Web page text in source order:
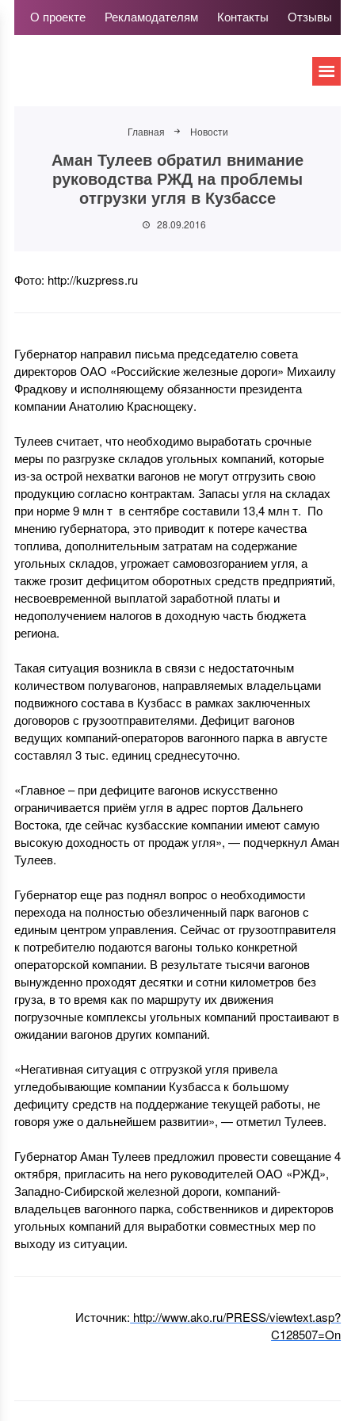
О проекте Рекламодателям Контакты Отзывы
Главная Новости
Аман Тулеев обратил внимание
руководства РЖД на проблемы
отгрузки угля в Кузбассе
28.09.2016
Фото: http://kuzpress.ru
Губернатор направил письма председателю совета
директоров ОАО «Российские железные дороги» Михаилу
Фрадкову и исполняющему обязанности президента
компании Анатолию Краснощеку.
Тулеев считает, что необходимо выработать срочные
меры по разгрузке складов угольных компаний, которые
из-за острой нехватки вагонов не могут отгрузить свою
продукцию согласно контрактам. Запасы угля на складах
при норме 9 млн т в сентябре составили 13,4 млн т. По
мнению губернатора, это приводит к потере качества
топлива, дополнительным затратам на содержание
угольных складов, угрожает самовозгоранием угля, а
также грозит дефицитом оборотных средств предприятий,
несвоевременной выплатой заработной платы и
недополучением налогов в доходную часть бюджета
региона.
Такая ситуация возникла в связи с недостаточным
количеством полувагонов, направляемых владельцами
подвижного состава в Кузбасс в рамках заключенных
договоров с грузоотправителями. Дефицит вагонов
ведущих компаний-операторов вагонного парка в августе
составлял 3 тыс. единиц среднесуточно.
«Главное – при дефиците вагонов искусственно
ограничивается приём угля в адрес портов Дальнего
Востока, где сейчас кузбасские компании имеют самую
высокую доходность от продаж угля», — подчеркнул Аман
Тулеев.
Губернатор еще раз поднял вопрос о необходимости
перехода на полностью обезличенный парк вагонов с
единым центром управления. Сейчас от грузоотправителя
к потребителю подаются вагоны только конкретной
операторской компании. В результате тысячи вагонов
вынужденно проходят десятки и сотни километров без
груза, в то время как по маршруту их движения
погрузочные комплексы угольных компаний простаивают в
ожидании вагонов других компаний.
«Негативная ситуация с отгрузкой угля привела
угледобывающие компании Кузбасса к большому
дефициту средств на поддержание текущей работы, не
говоря уже о дальнейшем развитии», — отметил Тулеев.
Губернатор Аман Тулеев предложил провести совещание 4
октября, пригласить на него руководителей ОАО «РЖД»,
Западно-Сибирской железной дороги, компаний-
владельцев вагонного парка, собственников и директоров
угольных компаний для выработки совместных мер по
выходу из ситуации.
Источник: http://www.ako.ru/PRESS/viewtext.asp?
C128507=On